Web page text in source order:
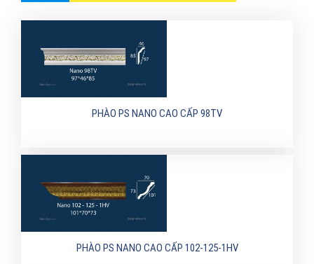
PHÀO PS NANO CAO CẤP 98TV
PHÀO PS NANO CAO CẤP 102-125-1HV